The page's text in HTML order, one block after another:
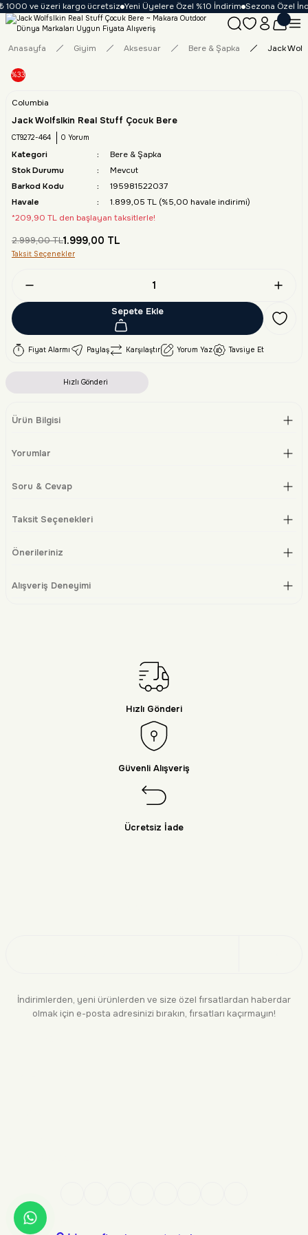
1000 ve üzeri kargo ücretsiz Yeni Üyelere Özel %10 İndirim Sezona Özel
Anasayfa Giyim Aksesuar Bere & Şapka Jack
%33
Columbia
Jack Wolfslkin Real Stuff Çocuk Bere
CT9272-464 0 Yorum
Kategori
Bere & Şapka
Stok Durumu
Mevcut
Barkod Kodu
195981522037
Havale
1.899,05 TL (%5,00 havale indirimi)
*209,90 TL den başlayan taksitlerle!
2.999,00 TL1.999,00 TL
Taksit Seçenekler
Sepete Ekle
Fiyat Alarmı Paylaş Karşılaştır Yorum Yaz Tavsiye Et
Hızlı Gönderi
Ürün Bilgisi
Yorumlar
Soru & Cevap
Taksit Seçenekleri
Önerileriniz
Alışveriş Deneyimi
Hızlı Gönderi
Güvenli Alışveriş
Ücretsiz İade
İndirimlerden, yeni ürünlerden ve size özel fırsatlardan haberdar
olmak için e-posta adresinizi bırakın, fırsatları kaçırmayın!
Kredi kartı bilgileriniz 256 bit SSL sertifikası ile %100 güvende!